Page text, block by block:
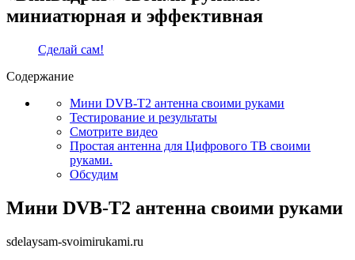
миниатюрная и эффективная
Сделай сам!
Содержание
Мини DVB-T2 антенна своими руками
Тестирование и результаты
Смотрите видео
Простая антенна для Цифрового ТВ своими
руками.
Обсудим
Мини DVB-T2 антенна своими руками
sdelaysam-svoimirukami.ru